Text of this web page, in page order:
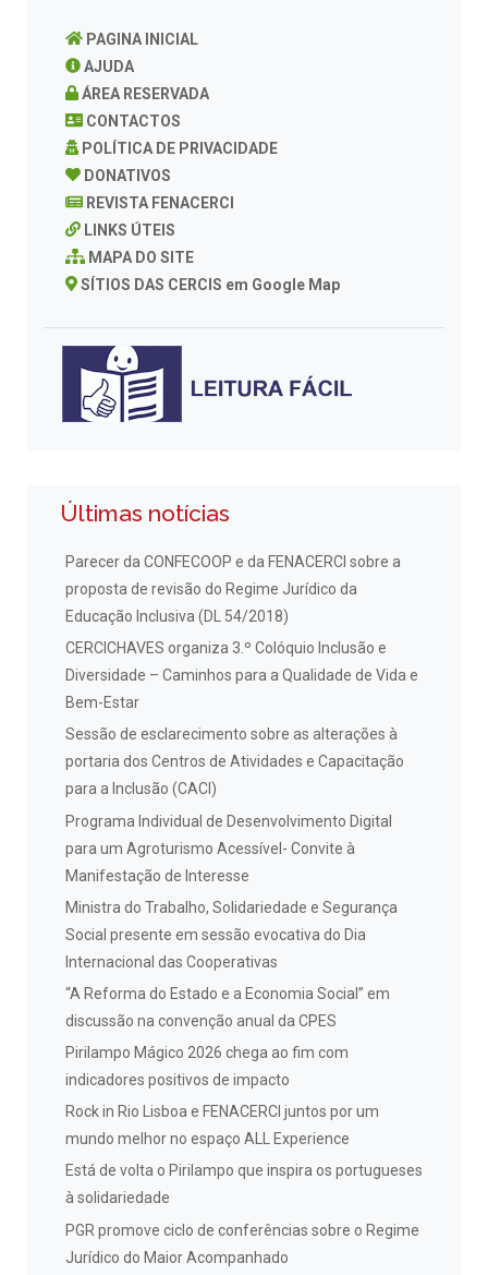
PAGINA INICIAL
AJUDA
ÁREA RESERVADA
CONTACTOS
POLÍTICA DE PRIVACIDADE
DONATIVOS
REVISTA FENACERCI
LINKS ÚTEIS
MAPA DO SITE
SÍTIOS DAS CERCIS em Google Map
Últimas notícias
Parecer da CONFECOOP e da FENACERCI sobre a
proposta de revisão do Regime Jurídico da
Educação Inclusiva (DL 54/2018)
CERCICHAVES organiza 3.º Colóquio Inclusão e
Diversidade – Caminhos para a Qualidade de Vida e
Bem-Estar
Sessão de esclarecimento sobre as alterações à
portaria dos Centros de Atividades e Capacitação
para a Inclusão (CACI)
Programa Individual de Desenvolvimento Digital
para um Agroturismo Acessível- Convite à
Manifestação de Interesse
Ministra do Trabalho, Solidariedade e Segurança
Social presente em sessão evocativa do Dia
Internacional das Cooperativas
“A Reforma do Estado e a Economia Social” em
discussão na convenção anual da CPES
Pirilampo Mágico 2026 chega ao fim com
indicadores positivos de impacto
Rock in Rio Lisboa e FENACERCI juntos por um
mundo melhor no espaço ALL Experience
Está de volta o Pirilampo que inspira os portugueses
à solidariedade
PGR promove ciclo de conferências sobre o Regime
Jurídico do Maior Acompanhado